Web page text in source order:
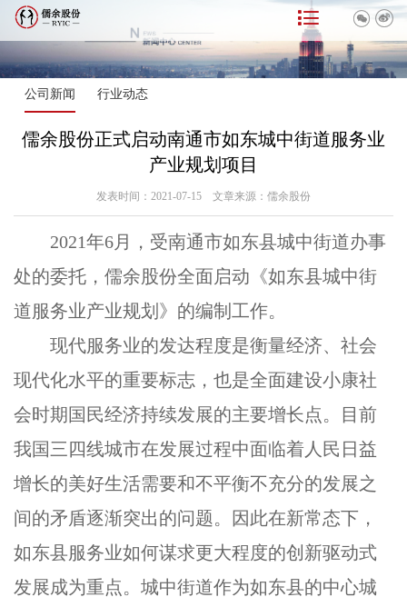
 

公司新闻 行业动态
儒余股份正式启动南通市如东城中街道服务业
产业规划项目
发表时间：2021-07-15 文章来源：儒余股份
2021年6月，受南通市如东县城中街道办事
处的委托，儒余股份全面启动《如东县城中街
道服务业产业规划》的编制工作。
现代服务业的发达程度是衡量经济、社会
现代化水平的重要标志，也是全面建设小康社
会时期国民经济持续发展的主要增长点。目前
我国三四线城市在发展过程中面临着人民日益
增长的美好生活需要和不平衡不充分的发展之
间的矛盾逐渐突出的问题。因此在新常态下，
如东县服务业如何谋求更大程度的创新驱动式
发展成为重点。城中街道作为如东县的中心城